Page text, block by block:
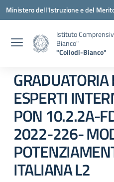
Vai ai contenuti
Vai al menu di navigazione
Vai al footer
Ministero dell'Istruzione e del
Istituto
Bianco"
"Collodi-Bianco"
ESPERTI
PON 10.2.2A-
2022-226-
ITALIANA L2